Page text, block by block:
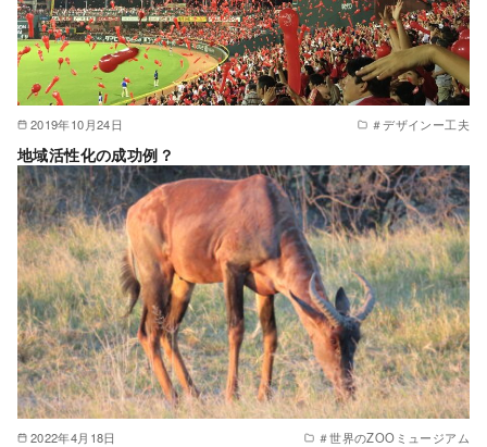
2019年10月24日 ＃デザインー工夫
地域活性化の成功例？
2022年4月18日 ＃世界のZOOミュージアム